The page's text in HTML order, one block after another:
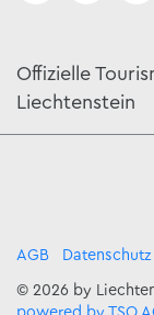
Offizielle
Liechtenstein
AGB Datenschutz
© 2026 by